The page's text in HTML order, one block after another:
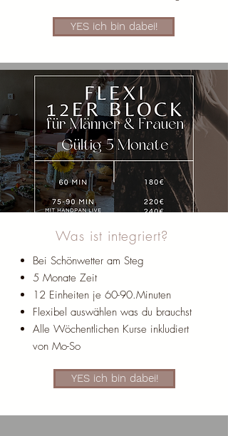
YES ich bin dabei!
Was ist integriert?
Bei Schönwetter am Steg
5 Monate Zeit
12 Einheiten je 60-90.Minuten
Flexibel auswählen was du brauchst
Alle Wöchentlichen Kurse inkludiert
von Mo-So
YES ich bin dabei!